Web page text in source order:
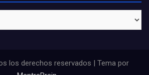
los derechos reservados | Tema por